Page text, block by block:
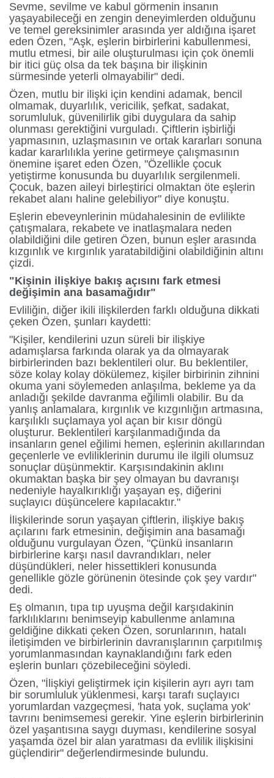
Sevme, sevilme ve kabul görmenin insanın
yaşayabileceği en zengin deneyimlerden olduğunu
ve temel gereksinimler arasında yer aldığına işaret
eden Özen, "Aşk, eşlerin birbirlerini kabullenmesi,
mutlu etmesi, bir aile oluşturulması için çok önemli
bir itici güç olsa da tek başına bir ilişkinin
sürmesinde yeterli olmayabilir" dedi.
Özen, mutlu bir ilişki için kendini adamak, bencil
olmamak, duyarlılık, vericilik, şefkat, sadakat,
sorumluluk, güvenilirlik gibi duygulara da sahip
olunması gerektiğini vurguladı. Çiftlerin işbirliği
yapmasının, uzlaşmasının ve ortak kararları sonuna
kadar kararlılıkla yerine getirmeye çalışmasının
önemine işaret eden Özen, "Özellikle çocuk
yetiştirme konusunda bu duyarlılık sergilenmeli.
Çocuk, bazen aileyi birleştirici olmaktan öte eşlerin
rekabet alanı haline gelebiliyor" diye konuştu.
Eşlerin ebeveynlerinin müdahalesinin de evlilikte
çatışmalara, rekabete ve inatlaşmalara neden
olabildiğini dile getiren Özen, bunun eşler arasında
kızgınlık ve kırgınlık yaratabildiğini olabildiğinin altını
çizdi.
"Kişinin ilişkiye bakış açısını fark etmesi
değişimin ana basamağıdır"
Evliliğin, diğer ikili ilişkilerden farklı olduğuna dikkati
çeken Özen, şunları kaydetti:
"Kişiler, kendilerini uzun süreli bir ilişkiye
adamışlarsa farkında olarak ya da olmayarak
birbirlerinden bazı beklentileri olur. Bu beklentiler,
söze kolay kolay dökülemez, kişiler birbirinin zihnini
okuma yani söylemeden anlaşılma, bekleme ya da
anladığı şekilde davranma eğilimli olabilir. Bu da
yanlış anlamalara, kırgınlık ve kızgınlığın artmasına,
karşılıklı suçlamaya yol açan bir kısır döngü
oluşturur. Beklentileri karşılanmadığında da
insanların genel eğilimi hemen, eşlerinin akıllarından
geçenlerle ve evliliklerinin durumu ile ilgili olumsuz
sonuçlar düşünmektir. Karşısındakinin aklını
okumaktan başka bir şey olmayan bu davranışı
nedeniyle hayalkırıklığı yaşayan eş, diğerini
suçlayıcı düşüncelere kapılacaktır."
İlişkilerinde sorun yaşayan çiftlerin, ilişkiye bakış
açılarını fark etmesinin, değişimin ana basamağı
olduğunu vurgulayan Özen, "Çünkü insanların
birbirlerine karşı nasıl davrandıkları, neler
düşündükleri, neler hissettikleri konusunda
genellikle gözle görünenin ötesinde çok şey vardır"
dedi.
Eş olmanın, tıpa tıp uyuşma değil karşıdakinin
farklılıklarını benimseyip kabullenme anlamına
geldiğine dikkati çeken Özen, sorunlarının, hatalı
iletişimden ve birbirlerinin davranışlarının çarpıtılmış
yorumlanmasından kaynaklandığını fark eden
eşlerin bunları çözebileceğini söyledi.
Özen, "İlişkiyi geliştirmek için kişilerin ayrı ayrı tam
bir sorumluluk yüklenmesi, karşı tarafı suçlayıcı
yorumlardan vazgeçmesi, 'hata yok, suçlama yok'
tavrını benimsemesi gerekir. Yine eşlerin birbirlerinin
özel yaşantısına saygı duyması, kendilerine sosyal
yaşamda özel bir alan yaratması da evlilik ilişkisini
güçlendirir" değerlendirmesinde bulundu.